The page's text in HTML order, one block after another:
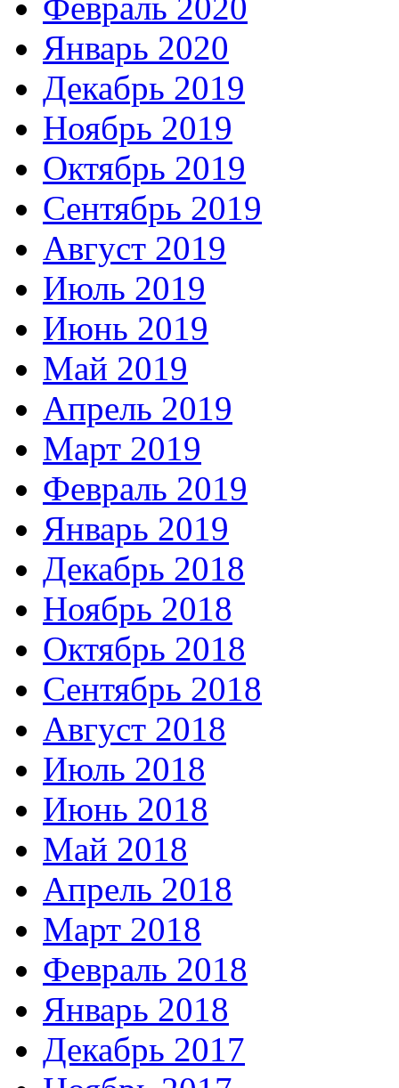
Январь 2020
Декабрь 2019
Ноябрь 2019
Октябрь 2019
Сентябрь 2019
Август 2019
Июль 2019
Июнь 2019
Май 2019
Апрель 2019
Март 2019
Февраль 2019
Январь 2019
Декабрь 2018
Ноябрь 2018
Октябрь 2018
Сентябрь 2018
Август 2018
Июль 2018
Июнь 2018
Май 2018
Апрель 2018
Март 2018
Февраль 2018
Январь 2018
Декабрь 2017